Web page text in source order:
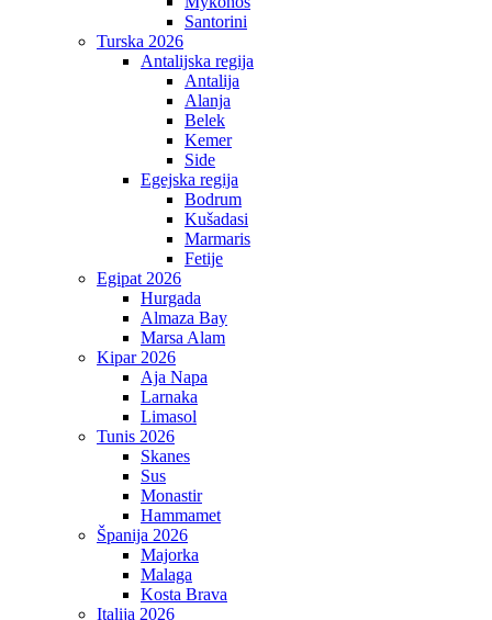
Santorini
Turska 2026
Antalijska regija
Antalija
Alanja
Belek
Kemer
Side
Egejska regija
Bodrum
Kušadasi
Marmaris
Fetije
Egipat 2026
Hurgada
Almaza Bay
Marsa Alam
Kipar 2026
Aja Napa
Larnaka
Limasol
Tunis 2026
Skanes
Sus
Monastir
Hammamet
Španija 2026
Majorka
Malaga
Kosta Brava
Italija 2026